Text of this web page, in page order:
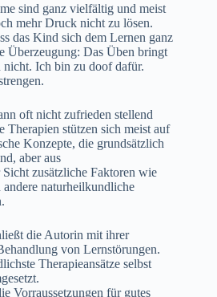
sind ganz vielfältig und meist
mehr Druck nicht zu lösen.
das Kind sich dem Lernen ganz
Überzeugung: Das Üben bringt
nicht. Ich bin zu doof dafür.
oft nicht zufrieden stellend
stützen sich meist auf
Konzepte, die grundsätzlich
aber aus
zusätzliche Faktoren wie
naturheilkundliche
die Autorin mit ihrer
von Lernstörungen.
Therapieansätze selbst
Vorraussetzungen für gutes